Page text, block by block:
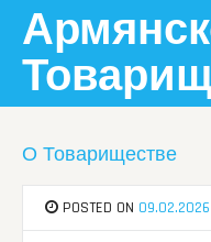
content
О Товариществе
POSTED ON 09.02.2026